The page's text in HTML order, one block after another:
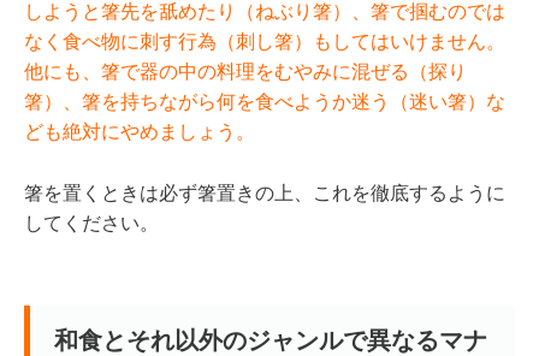
しようと箸先を舐めたり（ねぶり箸）、箸で掴むのでは
なく食べ物に刺す行為（刺し箸）もしてはいけません。
他にも、箸で器の中の料理をむやみに混ぜる（探り
箸）、箸を持ちながら何を食べようか迷う（迷い箸）な
ども絶対にやめましょう。
箸を置くときは必ず箸置きの上、これを徹底するように
してください。
和食とそれ以外のジャンルで異なるマナ